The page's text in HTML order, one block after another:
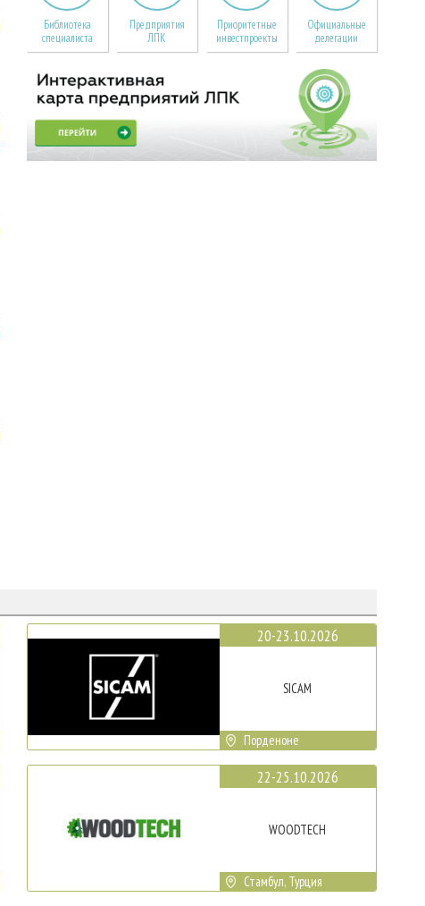
Библиотека
специалиста
Предприятия
ЛПК
Приоритетные
инвестпроекты
Официальные
делегации
20-23.10.2026
SICAM
Порденоне
22-25.10.2026
WOODTECH
Стамбул, Турция